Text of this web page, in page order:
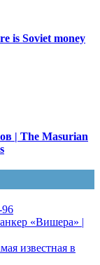
is Soviet money
| The Masurian
«Вишера» |
известная в